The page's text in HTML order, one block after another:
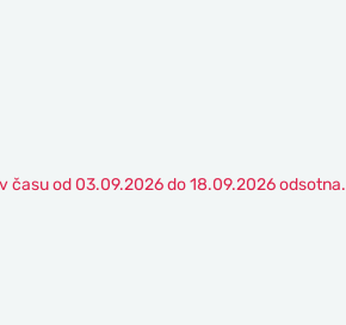
času od 03.09.2026 do 18.09.2026 odsotna.